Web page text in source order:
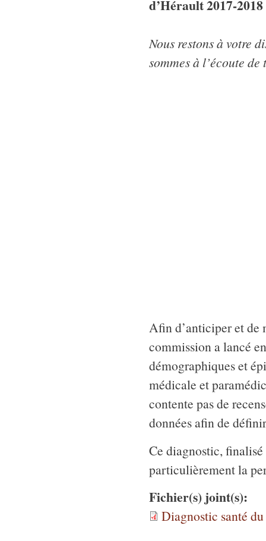
d’Hérault 2017-2018
Nous restons à votre
sommes à l’écoute
Afin d’anticiper et de
commission a lancé
démographiques et
médicale et
contente pas de
données afin de
Ce diagnostic,
particulièrement la
Fichier(s) joint(s):
Diagnostic santé